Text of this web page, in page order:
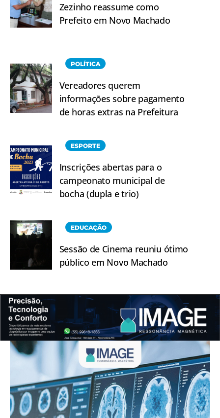
Zezinho reassume como
Prefeito em Novo Machado
POLÍTICA
Vereadores querem
informações sobre pagamento
de horas extras na Prefeitura
ESPORTE
Inscrições abertas para o
campeonato municipal de
bocha (dupla e trio)
EDUCAÇÃO
Sessão de Cinema reuniu ótimo
público em Novo Machado